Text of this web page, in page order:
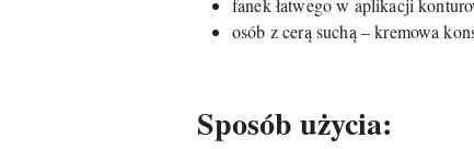
fanek łatwego w aplikacji
osób z cerą suchą – kremowa
Sposób użycia: